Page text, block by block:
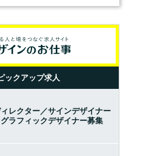
ックアップ求人
レクター／サインデザイナー
グラフィックデザイナー募集